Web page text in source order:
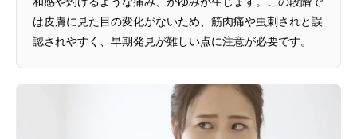
は皮膚に見た目の変化がないため、筋肉痛や虫刺されと誤
認されやすく、早期発見が難しい点に注意が必要です。